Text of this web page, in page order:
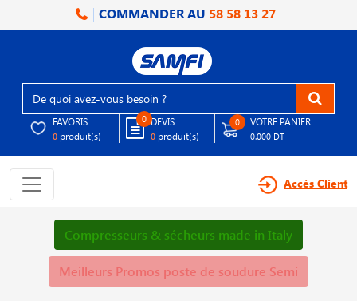
COMMANDER AU 58 58 13 27
FAVORIS
0 produit(s)
0 DEVIS
0 produit(s)
0 VOTRE PANIER
0.000 DT
Accès Client
Compresseurs & sécheurs made in Italy
Meilleurs Promos poste de soudure Semi